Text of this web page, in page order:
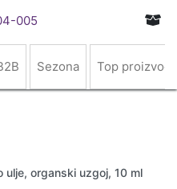
005
Sezona Top proizvodi
ulje, organski uzgoj, 10 ml